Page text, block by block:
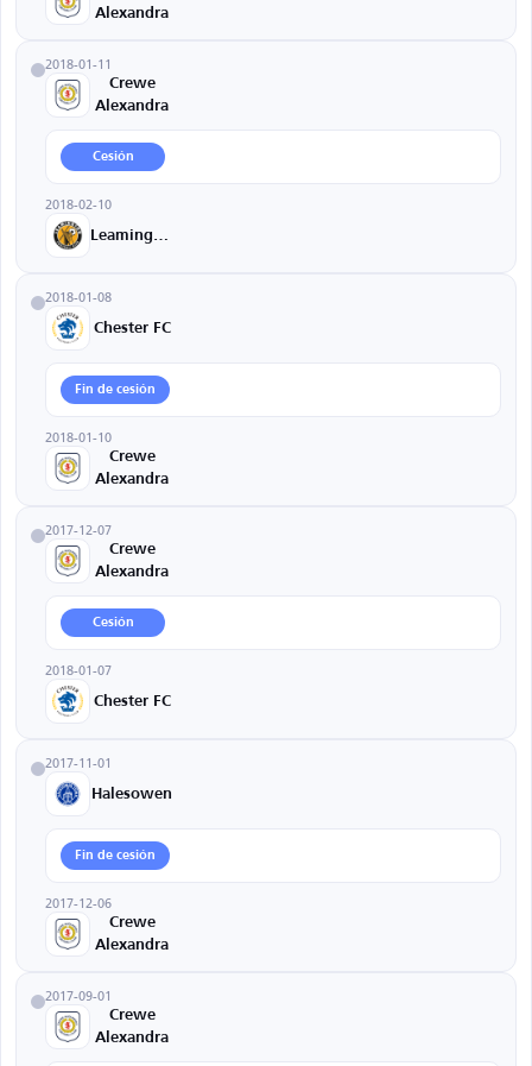
Alexandra
2018-01-11
Crewe
Alexandra
Cesión
2018-02-10
2018-01-08
Chester FC
Fin de cesión
2018-01-10
Crewe
Alexandra
2017-12-07
Crewe
Alexandra
Cesión
2018-01-07
Chester FC
2017-11-01
Halesowen
Fin de cesión
2017-12-06
Crewe
Alexandra
2017-09-01
Crewe
Alexandra